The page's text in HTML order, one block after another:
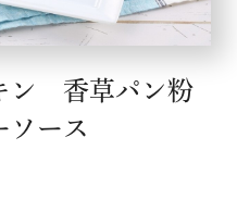
ン 香草パン粉
ソース